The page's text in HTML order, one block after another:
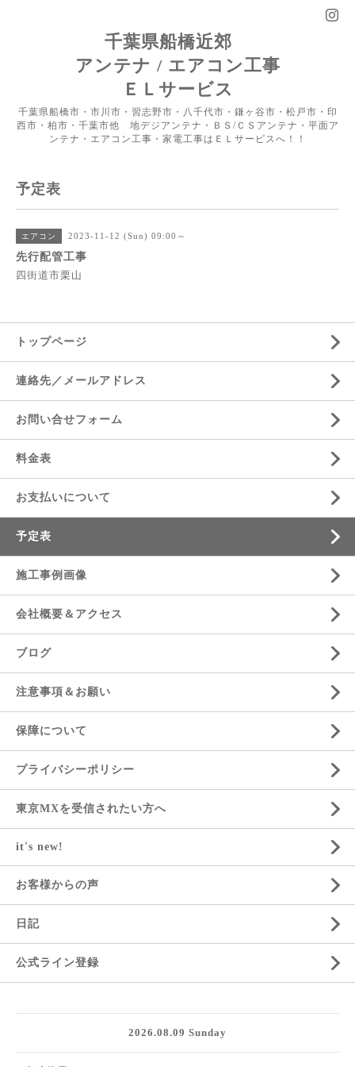
千葉県船橋近郊
アンテナ / エアコン工事
ＥＬサービス
千葉県船橋市・市川市・習志野市・八千代市・鎌ヶ谷市・松戸市・印
西市・柏市・千葉市他 地デジアンテナ・ＢＳ/ＣＳアンテナ・平面ア
ンテナ・エアコン工事・家電工事はＥＬサービスへ！！
予定表
エアコン 2023-11-12 (Sun) 09:00～
先行配管工事
四街道市栗山
トップページ
連絡先／メールアドレス
お問い合せフォーム
料金表
お支払いについて
予定表
施工事例画像
会社概要＆アクセス
ブログ
注意事項＆お願い
保障について
プライバシーポリシー
東京MXを受信されたい方へ
it's new!
お客様からの声
日記
公式ライン登録
2026.08.09 Sunday